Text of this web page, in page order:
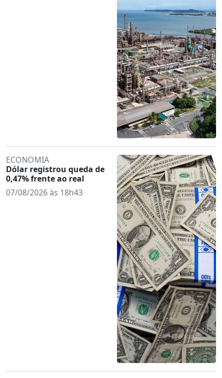
ECONOMIA
Dólar registrou queda de
0,47% frente ao real
07/08/2026 às 18h43